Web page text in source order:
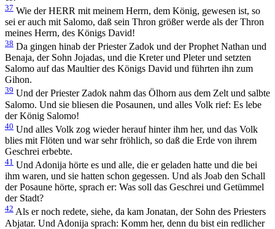
37 Wie der HERR mit meinem Herrn, dem König, gewesen ist, so
sei er auch mit Salomo, daß sein Thron größer werde als der Thron
meines Herrn, des Königs David!
38 Da gingen hinab der Priester Zadok und der Prophet Nathan und
Benaja, der Sohn Jojadas, und die Kreter und Pleter und setzten
Salomo auf das Maultier des Königs David und führten ihn zum
Gihon.
39 Und der Priester Zadok nahm das Ölhorn aus dem Zelt und salbte
Salomo. Und sie bliesen die Posaunen, und alles Volk rief: Es lebe
der König Salomo!
40 Und alles Volk zog wieder herauf hinter ihm her, und das Volk
blies mit Flöten und war sehr fröhlich, so daß die Erde von ihrem
Geschrei erbebte.
41 Und Adonija hörte es und alle, die er geladen hatte und die bei
ihm waren, und sie hatten schon gegessen. Und als Joab den Schall
der Posaune hörte, sprach er: Was soll das Geschrei und Getümmel
der Stadt?
42 Als er noch redete, siehe, da kam Jonatan, der Sohn des Priesters
Abjatar. Und Adonija sprach: Komm her, denn du bist ein redlicher